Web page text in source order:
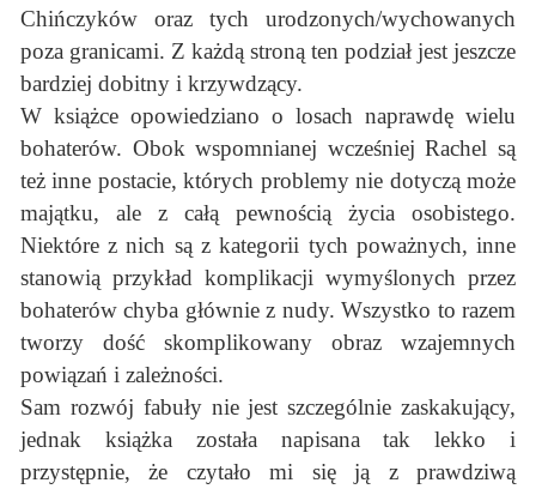
Chińczyków oraz tych urodzonych/wychowanych
poza granicami. Z każdą stroną ten podział jest jeszcze
bardziej dobitny i krzywdzący.
W książce opowiedziano o losach naprawdę wielu
bohaterów. Obok wspomnianej wcześniej Rachel są
też inne postacie, których problemy nie dotyczą może
majątku, ale z całą pewnością życia osobistego.
Niektóre z nich są z kategorii tych poważnych, inne
stanowią przykład komplikacji wymyślonych przez
bohaterów chyba głównie z nudy. Wszystko to razem
tworzy dość skomplikowany obraz wzajemnych
powiązań i zależności.
Sam rozwój fabuły nie jest szczególnie zaskakujący,
jednak książka została napisana tak lekko i
przystępnie, że czytało mi się ją z prawdziwą